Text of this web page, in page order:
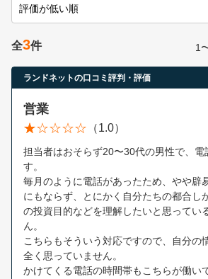
全3件 1
ランドネットの口コミ評判・評価
営業
（1.0）
担当者はおそらず20〜30代の男性で、
す。
毎月のように電話があったため、やや辟
にもならず、とにかく自分たちの都合し
の投資目的などを理解したいと思ってい
ん。
こちらもそういう対応ですので、自分の
全く思っていません。
かけてくる電話の時間帯もこちらが働い